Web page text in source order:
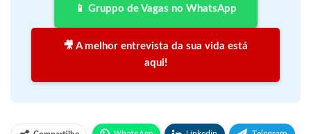
📱 Gruppo de Vagas no WhatsApp
🎥 A melhor entrevista da sua vida está
aqui!